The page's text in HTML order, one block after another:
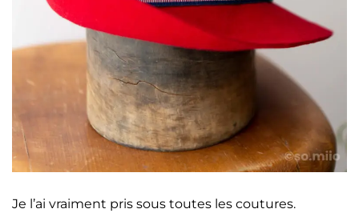
Je l’ai vraiment pris sous toutes les coutures.